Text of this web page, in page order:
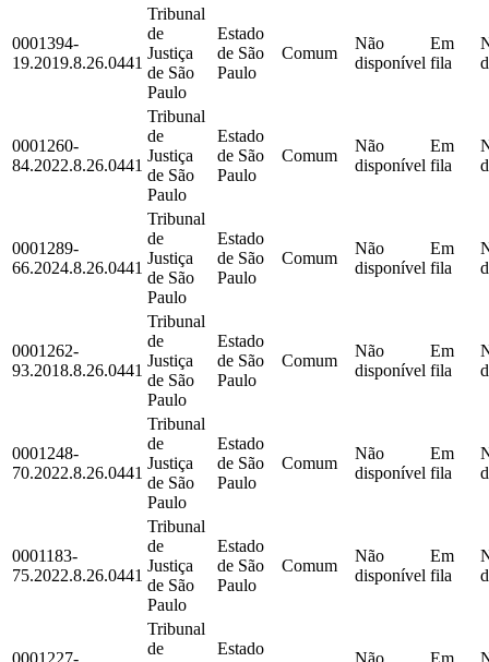
0001394-
19.2019.8.26.0441
Tribunal
de
Justiça
de São
Paulo
Estado
de São
Paulo
Comum
Não
disponível
Em
fila
0001260-
84.2022.8.26.0441
Tribunal
de
Justiça
de São
Paulo
Estado
de São
Paulo
Comum
Não
disponível
Em
fila
0001289-
66.2024.8.26.0441
Tribunal
de
Justiça
de São
Paulo
Estado
de São
Paulo
Comum
Não
disponível
Em
fila
0001262-
93.2018.8.26.0441
Tribunal
de
Justiça
de São
Paulo
Estado
de São
Paulo
Comum
Não
disponível
Em
fila
0001248-
70.2022.8.26.0441
Tribunal
de
Justiça
de São
Paulo
Estado
de São
Paulo
Comum
Não
disponível
Em
fila
0001183-
75.2022.8.26.0441
Tribunal
de
Justiça
de São
Paulo
Estado
de São
Paulo
Comum
Não
disponível
Em
fila
0001227-
Tribunal
de
Estado
Não Em